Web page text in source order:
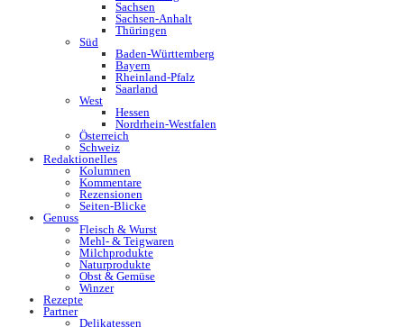
Sachsen
Sachsen-Anhalt
Thüringen
Süd
Baden-Württemberg
Bayern
Rheinland-Pfalz
Saarland
West
Hessen
Nordrhein-Westfalen
Österreich
Schweiz
Redaktionelles
Kolumnen
Kommentare
Rezensionen
Seiten-Blicke
Genuss
Fleisch & Wurst
Mehl- & Teigwaren
Milchprodukte
Naturprodukte
Obst & Gemüse
Winzer
Rezepte
Partner
Delikatessen